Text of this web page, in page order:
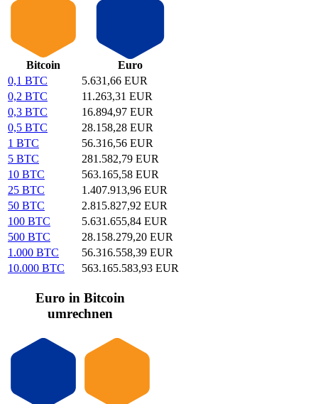
Bitcoin
Euro
0,1 BTC
5.631,66 EUR
0,2 BTC
11.263,31 EUR
0,3 BTC
16.894,97 EUR
0,5 BTC
28.158,28 EUR
1 BTC
56.316,56 EUR
5 BTC
281.582,79 EUR
10 BTC
563.165,58 EUR
25 BTC
1.407.913,96 EUR
50 BTC
2.815.827,92 EUR
100 BTC
5.631.655,84 EUR
500 BTC
28.158.279,20 EUR
1.000 BTC
56.316.558,39 EUR
10.000 BTC
563.165.583,93 EUR
Euro in Bitcoin
umrechnen